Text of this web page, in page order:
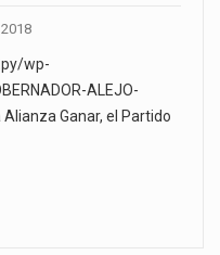
wp-
ALEJO-
Ganar, el Partido